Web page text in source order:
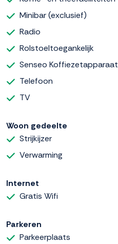
Minibar (exclusief)
Radio
Rolstoeltoegankelijk
Senseo Koffiezetapparaat
Telefoon
TV
Woon gedeelte
Strijkijzer
Verwarming
Internet
Gratis Wifi
Parkeren
Parkeerplaats